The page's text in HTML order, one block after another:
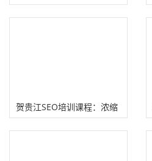
SEO赚钱！
贺贵江SEO培训课程：浓缩
15年SEO实战经验、44节